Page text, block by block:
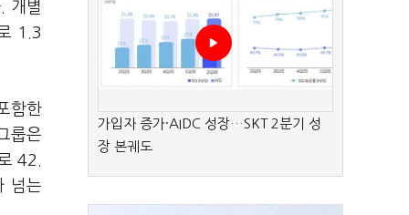
개별
1.3
함한
룹은
42.
넘는
가입자 증가·AIDC 성장…SKT 2분기 성
장 본궤도